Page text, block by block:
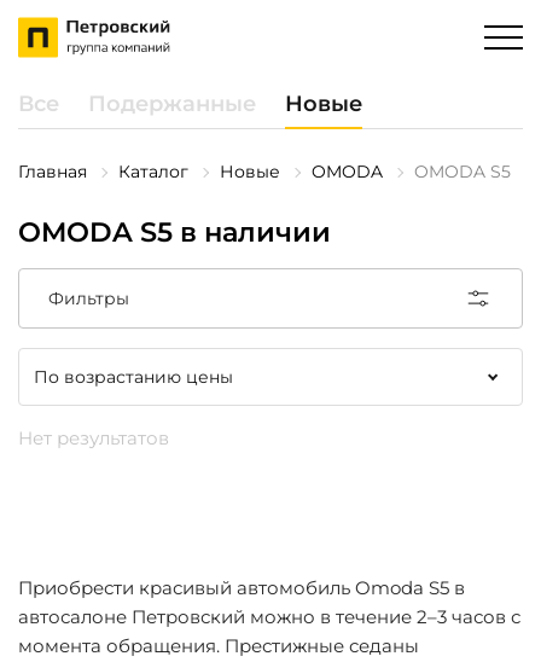
Все Подержанные Новые
Главная Каталог Новые OMODA OMODA S5
OMODA S5 в наличии
Фильтры
Нет результатов
Приобрести красивый автомобиль Omoda S5 в
автосалоне Петровский можно в течение 2–3 часов с
момента обращения. Престижные седаны